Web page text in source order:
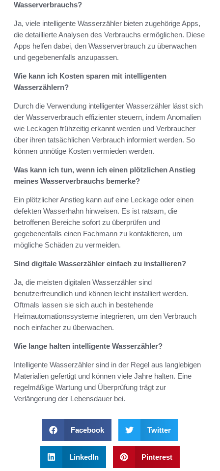
Wasserverbrauchs?
Ja, viele intelligente Wasserzähler bieten zugehörige Apps,
die detaillierte Analysen des Verbrauchs ermöglichen. Diese
Apps helfen dabei, den Wasserverbrauch zu überwachen
und gegebenenfalls anzupassen.
Wie kann ich Kosten sparen mit intelligenten
Wasserzählern?
Durch die Verwendung intelligenter Wasserzähler lässt sich
der Wasserverbrauch effizienter steuern, indem Anomalien
wie Leckagen frühzeitig erkannt werden und Verbraucher
über ihren tatsächlichen Verbrauch informiert werden. So
können unnötige Kosten vermieden werden.
Was kann ich tun, wenn ich einen plötzlichen Anstieg
meines Wasserverbrauchs bemerke?
Ein plötzlicher Anstieg kann auf eine Leckage oder einen
defekten Wasserhahn hinweisen. Es ist ratsam, die
betroffenen Bereiche sofort zu überprüfen und
gegebenenfalls einen Fachmann zu kontaktieren, um
mögliche Schäden zu vermeiden.
Sind digitale Wasserzähler einfach zu installieren?
Ja, die meisten digitalen Wasserzähler sind
benutzerfreundlich und können leicht installiert werden.
Oftmals lassen sie sich auch in bestehende
Heimautomationssysteme integrieren, um den Verbrauch
noch einfacher zu überwachen.
Wie lange halten intelligente Wasserzähler?
Intelligente Wasserzähler sind in der Regel aus langlebigen
Materialien gefertigt und können viele Jahre halten. Eine
regelmäßige Wartung und Überprüfung trägt zur
Verlängerung der Lebensdauer bei.
Facebook Twitter
LinkedIn Pinterest